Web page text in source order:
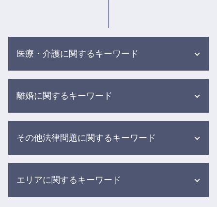
医療・介護に関するキーワード
入浴 介助 事故
院内 感染 医療事故
医療事故 刑事事件
介護事故 家族への報告
医療過誤 調査
医療事故 訴訟
離婚に関するキーワード
夫婦 別居
離婚調停中に やってはいけない こと
調停中 面会
親権 父親 勝ち取る
離婚訴訟 財産分与
その他法律問題に関するキーワード
事故 相談 加害者
エリアに関するキーワード